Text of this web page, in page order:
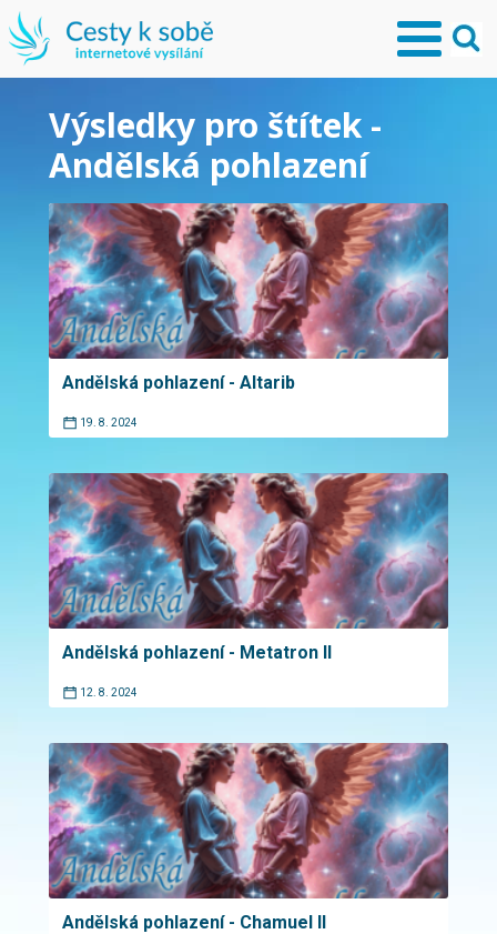
Výsledky pro štítek -
Andělská pohlazení
Andělská pohlazení - Altarib
19. 8. 2024
Andělská pohlazení - Metatron II
12. 8. 2024
Andělská pohlazení - Chamuel II